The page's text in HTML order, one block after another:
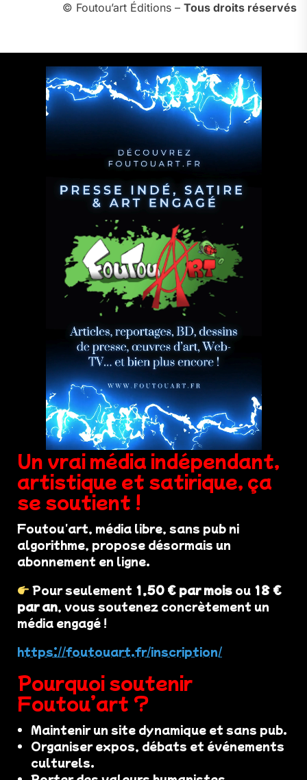
© Foutou’art Éditions – Tous droits réservés
Un vrai média indépendant,
artistique et satirique, ça
se soutient !
Foutou'art, média libre, sans pub ni
algorithme, propose désormais un
abonnement en ligne.
Pour seulement 1,50 € par mois ou 18 €
par an, vous soutenez concrètement un
média engagé !
https://foutouart.fr/inscription/
Pourquoi soutenir
Foutou’art ?
Maintenir un site dynamique et sans pub.
Organiser expos, débats et événements
culturels.